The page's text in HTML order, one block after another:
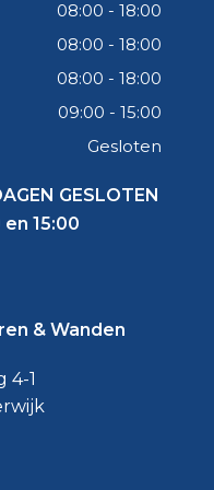
een epoxy gietvloer.
een hogere
bestendigheid.
een gietvloer de
is Belangrijk
Voor het beste
stappen zorgvuldig
wordt aangebracht
08:00 - 18:00
08:00 - 18:00
08:00 - 18:00
09:00 - 15:00
Gesloten
GESLOTEN
en 15:00
& Wanden
4-1